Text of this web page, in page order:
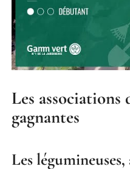
Les associations
gagnantes
Les légumineuses,